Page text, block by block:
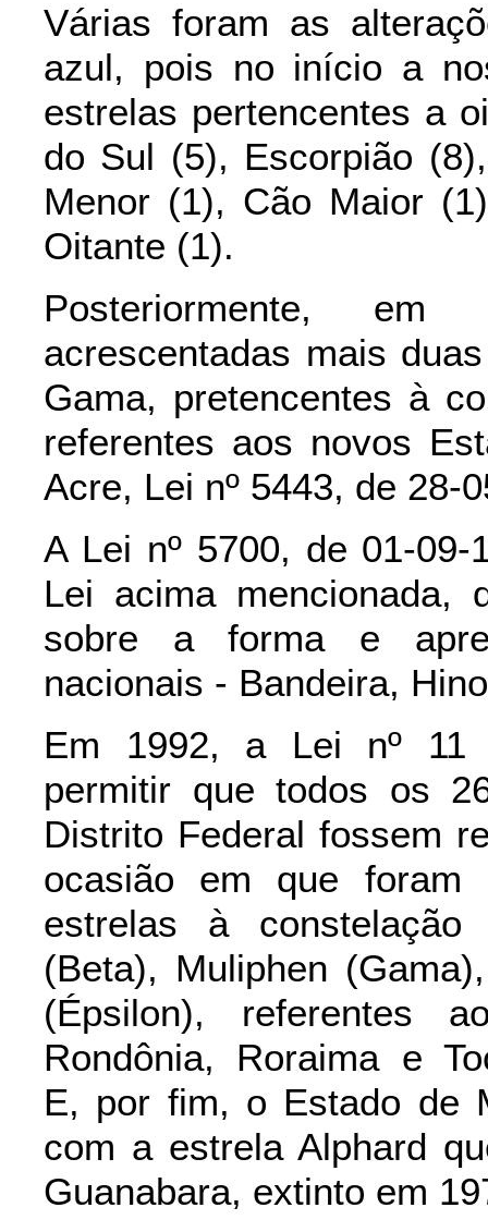
Várias foram as
azul, pois no início a
estrelas pertencentes a
do Sul (5), Escorpião
Menor (1), Cão Maior
Oitante (1).
Posteriormente,
acrescentadas mais
Gama, pretencentes à
referentes aos novos
Acre, Lei nº 5443, de 28-
A Lei nº 5700, de 01-
Lei acima mencionada,
sobre a forma e
nacionais - Bandeira,
Em 1992, a Lei nº 11
permitir que todos os
Distrito Federal fossem
ocasião em que foram
estrelas à
(Beta), Muliphen
(Épsilon), referentes
Rondônia, Roraima e
E, por fim, o Estado de
com a estrela Alphard
Guanabara, extinto em